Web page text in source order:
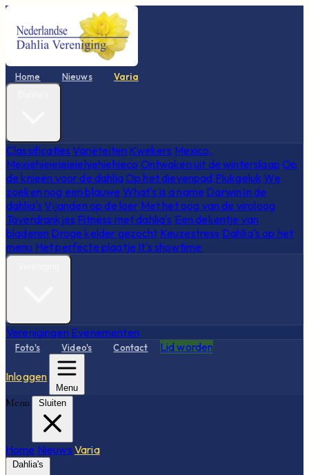
Home Nieuws Varia
Classificaties Variëteiten Kwekers Mexico,
Mexiehieieieieiehiehiehieco Ontwaken uit de winterslaap Op
de knieën voor de dahliaOp het dievenpad Plukgeluk We
zoeken nog een blauwe What's is a name Darwin in de
dahlia's Vijanden op de loer Met het oog van de viroloog
Toverdrankjes Fitness met dahlia's Een dekentje van
bladeren Droge kelder gezocht Keuzestress Dahlia's op het
menu Het perfecte plaatje It's showtime
Verenigingen Evenementen
Foto's Video's Contact Lid worden
Inloggen
Menu
Menu Sluiten
Home Nieuws Varia
Dahlia's